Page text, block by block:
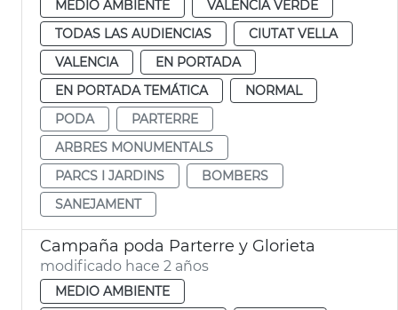
MEDIO AMBIENTE
VALENCIA VERDE
TODAS LAS AUDIENCIAS
CIUTAT VELLA
VALENCIA
EN PORTADA
EN PORTADA TEMÁTICA
NORMAL
PODA
PARTERRE
ARBRES MONUMENTALS
PARCS I JARDINS
BOMBERS
SANEJAMENT
Campaña poda Parterre y Glorieta
modificado hace 2 años
MEDIO AMBIENTE